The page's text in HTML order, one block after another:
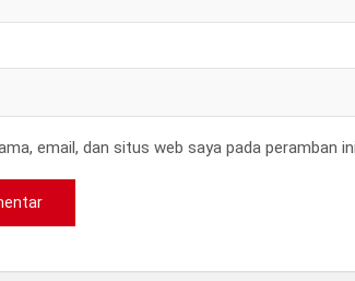
email, dan situs web saya pada peramban